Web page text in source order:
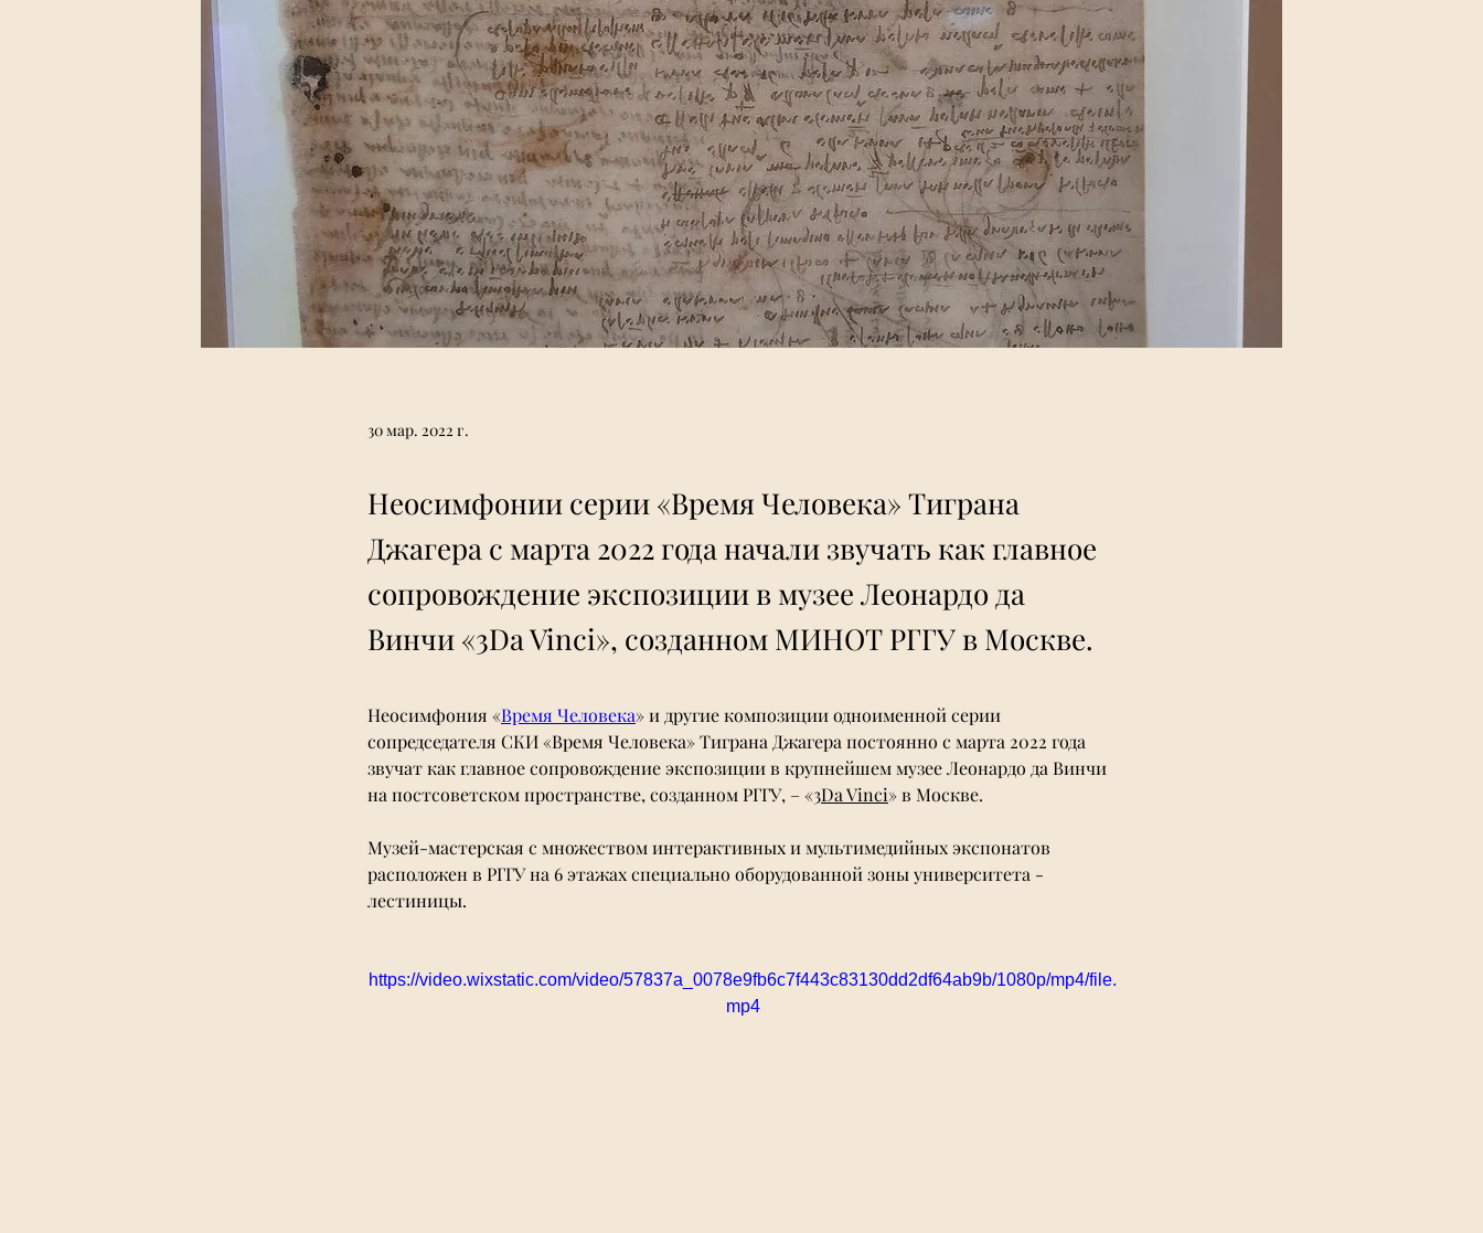
30 мар. 2022 г.
Неосимфонии серии «Время Человека» Тиграна
Джагера с марта 2022 года начали звучать как главное
сопровождение экспозиции в музее Леонардо да
Винчи «3Da Vinci», созданном МИНОТ РГГУ в Москве.
Неосимфония «Время Человека» и другие композиции одноименной серии
сопредседателя СКИ «Время Человека» Тиграна Джагера постоянно с марта 2022 года
звучат как главное сопровождение экспозиции в крупнейшем музее Леонардо да Винчи
на постсоветском пространстве, созданном РГГУ, – «3Da Vinci» в Москве.
Музей-мастерская с множеством интерактивных и мультимедийных экспонатов
расположен в РГГУ на 6 этажах специально оборудованной зоны университета -
лестиницы.
https://video.wixstatic.com/video/57837a_0078e9fb6c7f443c83130dd2df64ab9b/1080p/mp4/file.
mp4